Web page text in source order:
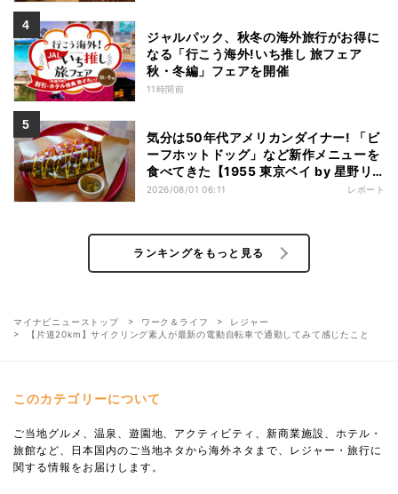
ジャルパック、秋冬の海外旅行がお得に
なる「行こう海外!いち推し 旅フェア
秋・冬編」フェアを開催
11時間前
気分は50年代アメリカンダイナー! 「ビ
ーフホットドッグ」など新作メニューを
食べてきた【1955 東京ベイ by 星野リ
ゾート宿泊レポ】
2026/08/01 06:11 レポート
ランキングをもっと見る
マイナビニューストップ ワーク＆ライフ
レジャー
【片道20km】サイクリング素人が最新の電動自転車で通勤してみて感じたこと
このカテゴリーについて
ご当地グルメ、温泉、遊園地、アクティビティ、新商業施設、ホテル・
旅館など、日本国内のご当地ネタから海外ネタまで、レジャー・旅行に
関する情報をお届けします。